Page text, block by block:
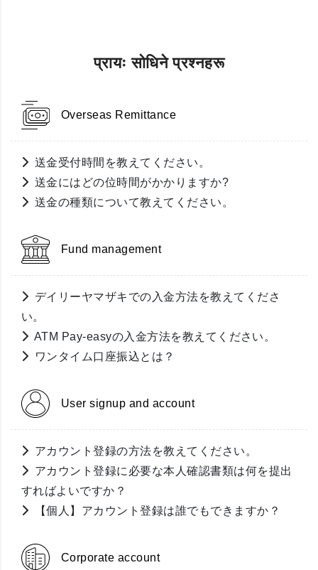
प्रायः सोधिने प्रश्नहरू
Overseas Remittance
送金受付時間を教えてください。
送金にはどの位時間がかかりますか?
送金の種類について教えてください。
Fund management
デイリーヤマザキでの入金方法を教えてくださ
い。
ATM Pay-easyの入金方法を教えてください。
ワンタイム口座振込とは？
User signup and account
アカウント登録の方法を教えてください。
アカウント登録に必要な本人確認書類は何を提出
すればよいですか？
【個人】アカウント登録は誰でもできますか？
Corporate account